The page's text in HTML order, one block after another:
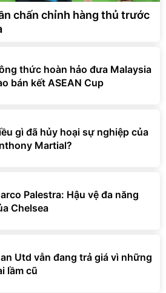
chấn chỉnh hàng thủ trước
thức hoàn hảo đưa Malaysia
bán kết ASEAN Cup
gì đã hủy hoại sự nghiệp của
Martial?
Palestra: Hậu vệ đa năng
Chelsea
Utd vẫn đang trả giá vì những
lầm cũ